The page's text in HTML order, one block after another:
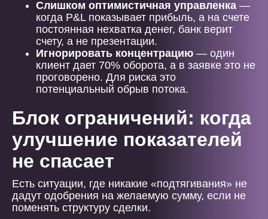
Слишком оптимистичная управленка —
когда P&L показывает прибыль, а на счете
постоянная нехватка денег, банк верит
счету, а не презентации.
Игнорировать концентрацию — один
клиент дает 70% оборота, а в заявке это не
проговорено. Для риска это
потенциальный обрыв потока.
Блок ограничений: когда
улучшение показателей
не спасает
Есть ситуации, где никакие «подтягивания» не
дадут одобрения на желаемую сумму, если не
поменять структуру сделки.